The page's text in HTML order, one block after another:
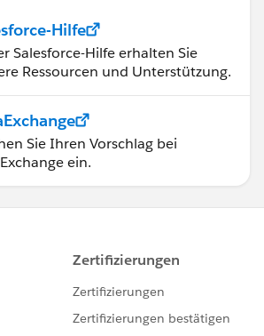
Hilfe
Salesforce-Hilfe erhalten Sie
Ressourcen und Unterstützung.
Sie Ihren Vorschlag bei
ein.